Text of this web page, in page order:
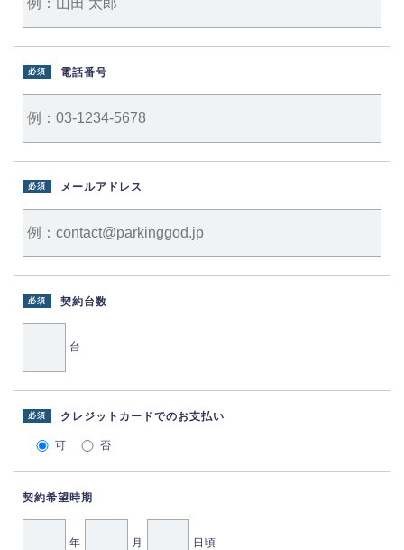
電話番号
必須
メールアドレス
必須
契約台数
必須
台
クレジットカードでのお支払い
必須
可 否
契約希望時期
年 月 日頃